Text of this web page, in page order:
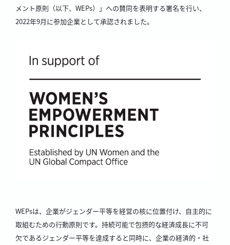
メント原則（以下、WEPs）」への賛同を表明する署名を行い、
2022年9月に参加企業として承認されました。
WEPsは、企業がジェンダー平等を経営の核に位置付け、自主的に
取組むための行動原則です。持続可能で包摂的な経済成長に不可
欠であるジェンダー平等を達成すると同時に、企業の経済的・社